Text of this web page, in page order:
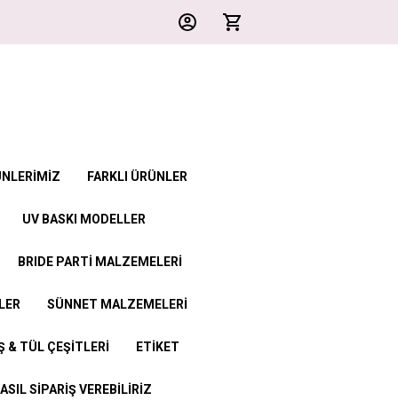
FARKLI ÜRÜNLER
UV BASKI MODELLER
BRIDE PARTİ MALZEMELERİ
SÜNNET MALZEMELERİ
& TÜL ÇEŞİTLERİ ETİKET
SİPARİŞ VEREBİLİRİZ